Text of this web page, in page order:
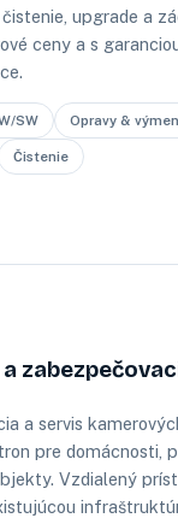
upgrade a
ceny a s
SW Opravy &
Čistenie
a servis
pre domácnosti,
Vzdialený